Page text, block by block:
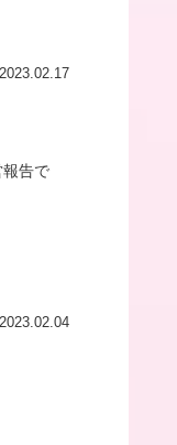
2023.02.17
告で
2023.02.04